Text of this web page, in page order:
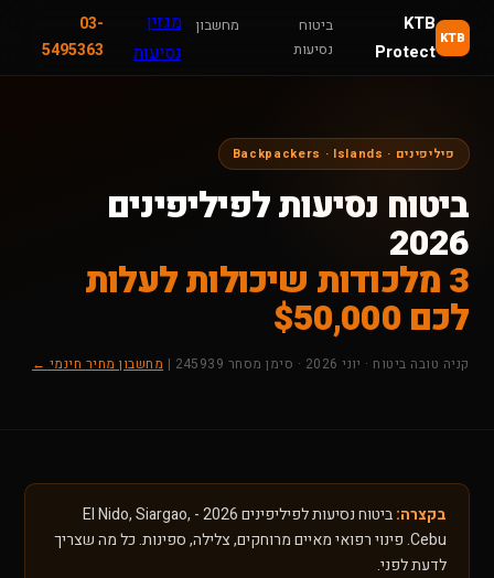
KTB
KTB
Protect
ביטוח
נסיעות
מחשבון
מגזין
נסיעות
03-
5495363
פיליפינים · Backpackers · Islands
ביטוח נסיעות לפיליפינים
2026
3 מלכודות שיכולות לעלות
לכם $50,000
קניה טובה ביטוח · יוני 2026 · סימן מסחר 245939 | מחשבון מחיר חינמי ←
בקצרה:
ביטוח נסיעות לפיליפינים 2026 - El Nido, Siargao,
Cebu. פינוי רפואי מאיים מרוחקים, צלילה, ספינות. כל מה שצריך
לדעת לפני.